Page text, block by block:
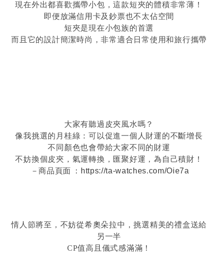
現在外出都喜歡攜帶小包，這款短夾的體積非常薄！
即便放滿信用卡及鈔票也不太佔空間
短夾是現在小包族的首選
而且它的設計簡潔時尚，非常適合日常使用和旅行攜帶
大家有聽過皮夾風水嗎？
像我挑選的月桂綠：可以促進一個人財運的不斷增長
不同顏色也會帶給大家不同的財運
不妨換個皮夾，氣運轉換，匯聚好運，為自己積財！
－商品頁面
： https://ta-watches.com/Oie7a
情人節將至，不妨從希奧朵拉中，挑選精美的禮盒送給
另一半
CP值高且儀式感滿滿！